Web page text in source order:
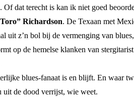
dat terecht is kan ik niet goed
Richardson. De Texaan met
uit z’n bol bij de vermenging van
op de hemelse klanken van
blues-fanaat is en blijft. En waar
uit de dood verrijst, wie weet.